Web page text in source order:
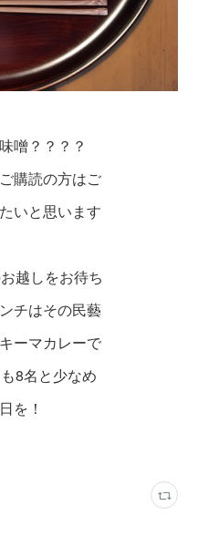
噌？？？？
購読の方はご
いと思います
越しをお待ち
チはその民藝
ーマカレーで
8名と少なめ
を！